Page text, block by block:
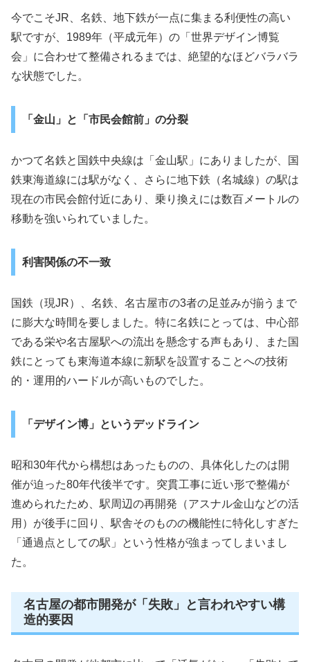
今でこそJR、名鉄、地下鉄が一点に集まる利便性の高い
駅ですが、1989年（平成元年）の「世界デザイン博覧
会」に合わせて整備されるまでは、絶望的なほどバラバラ
な状態でした。
「金山」と「市民会館前」の分裂
かつて名鉄と国鉄中央線は「金山駅」にありましたが、国
鉄東海道線には駅がなく、さらに地下鉄（名城線）の駅は
現在の市民会館付近にあり、乗り換えには数百メートルの
移動を強いられていました。
利害関係の不一致
国鉄（現JR）、名鉄、名古屋市の3者の足並みが揃うまで
に膨大な時間を要しました。特に名鉄にとっては、中心部
である栄や名古屋駅への流出を懸念する声もあり、また国
鉄にとっても東海道本線に新駅を設置することへの技術
的・運用的ハードルが高いものでした。
「デザイン博」というデッドライン
昭和30年代から構想はあったものの、具体化したのは開
催が迫った80年代後半です。突貫工事に近い形で整備が
進められたため、駅周辺の再開発（アスナル金山などの活
用）が後手に回り、駅舎そのものの機能性に特化しすぎた
「通過点としての駅」という性格が強まってしまいまし
た。
名古屋の都市開発が「失敗」と言われやすい構
造的要因